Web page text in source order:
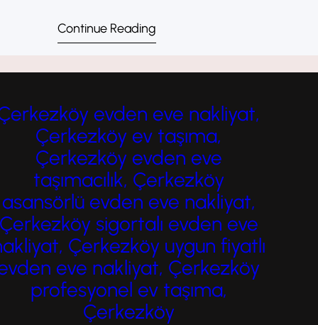
sınırları içerisinde ev, ofis ve iş yeri
taşınma ihtiyacı ciddi şekilde yükselmiştir.
Bu nedenle profesyonel şehir içi nakliyat
firmalarına olan talep de her geçen…
Continue Reading
evden eve nakliyat,
Çerkezköy ev taşıma,
Çerkezköy evden eve
taşımacılık, Çerkezköy
asansörlü evden eve nakliyat,
sigortalı evden eve
Çerkezköy uygun fiyatlı
eve nakliyat, Çerkezköy
profesyonel ev taşıma,
Çerkezköy